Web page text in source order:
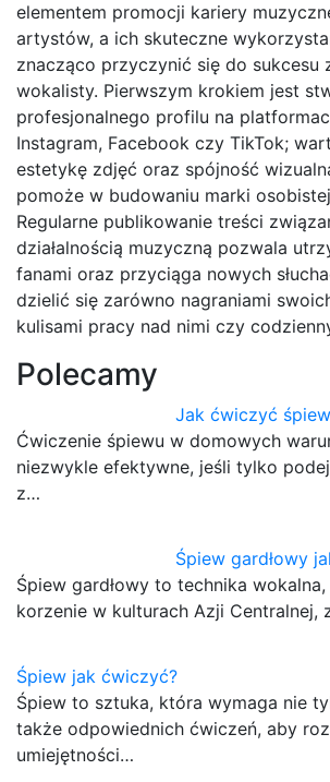
elementem promocji kariery
artystów, a ich skuteczne
znacząco przyczynić się do sukcesu
wokalisty. Pierwszym krokiem jest
profesjonalnego profilu na
Instagram, Facebook czy TikTok;
estetykę zdjęć oraz spójność
pomoże w budowaniu marki
Regularne publikowanie treści
działalnością muzyczną pozwala
fanami oraz przyciąga nowych
dzielić się zarówno nagraniami
kulisami pracy nad nimi czy
Polecamy
Jak ćwiczyć
Ćwiczenie śpiewu w domowych
niezwykle efektywne, jeśli tylko
z…
Śpiew gardłowy
Śpiew gardłowy to technika
korzenie w kulturach Azji Centralnej,
Śpiew jak ćwiczyć?
Śpiew to sztuka, która wymaga nie
także odpowiednich ćwiczeń, aby
umiejętności…